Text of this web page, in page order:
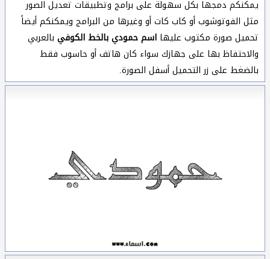
يمكنكم دمجها بكل سهولة على برامج وتطبيقات تعديل الصور
مثل الفوتوشوب أو كاب كات أو وغيرها من البرامج ويمكنكم أيضاً
تحميل صورة مكتوب عليها اسم حمودي بالخط الكوفي بالعربي
والاحتفاظ بها على جهازك سواء كان هاتف أو حاسوب فقط
بالضغط على زر التحميل أسفل الصورة.